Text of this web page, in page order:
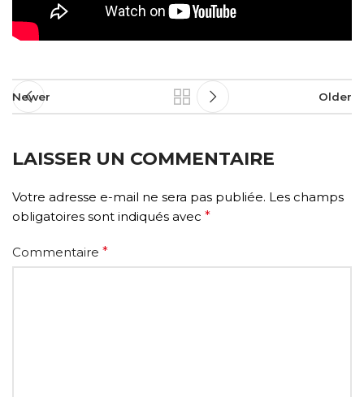
Newer Older
LAISSER UN COMMENTAIRE
Votre adresse e-mail ne sera pas publiée. Les champs
obligatoires sont indiqués avec *
Commentaire *